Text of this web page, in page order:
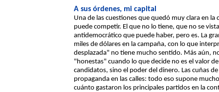
A sus órdenes, mi capital
Una de las cuestiones que quedó muy clara en
puede competir. El que no lo tiene, que no se
antidemocrático que puede haber, pero es. La
miles de dólares en la campaña, con lo que
desplazada" no tiene mucho sentido. Más aún,
"honestas" cuando lo que decide no es el valor
candidatos, sino el poder del dinero. Las cuñas
propaganda en las calles: todo eso supone
cuánto gastaron los principales partidos en la